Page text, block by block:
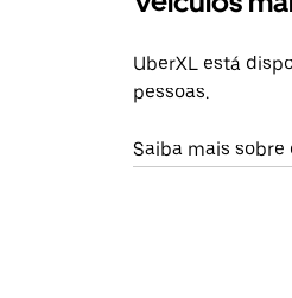
UberXL está
pessoas.
Saiba mais sobre